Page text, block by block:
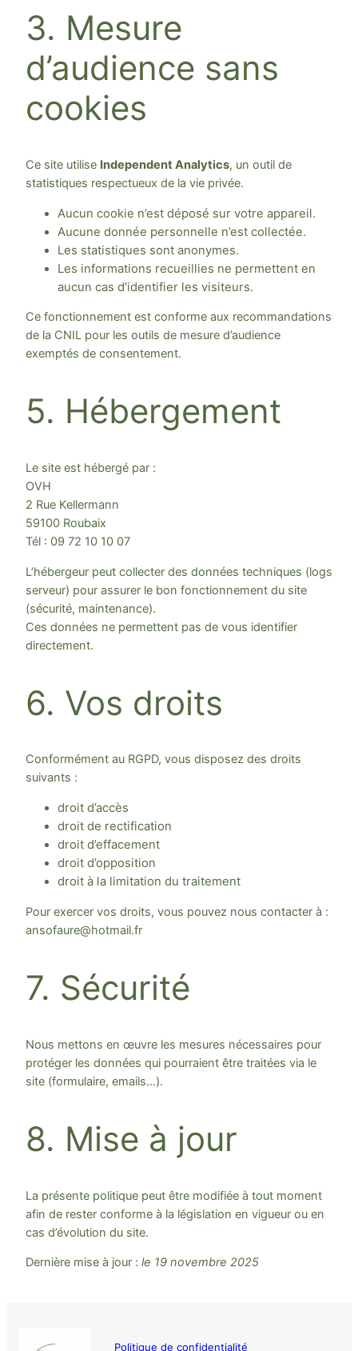
3. Mesure
d’audience sans
cookies
Ce site utilise Independent Analytics, un outil de
statistiques respectueux de la vie privée.
Aucun cookie n’est déposé sur votre appareil.
Aucune donnée personnelle n’est collectée.
Les statistiques sont anonymes.
Les informations recueillies ne permettent en
aucun cas d’identifier les visiteurs.
Ce fonctionnement est conforme aux recommandations
de la CNIL pour les outils de mesure d’audience
exemptés de consentement.
5. Hébergement
Le site est hébergé par :
OVH
2 Rue Kellermann
59100 Roubaix
Tél : 09 72 10 10 07
L’hébergeur peut collecter des données techniques (logs
serveur) pour assurer le bon fonctionnement du site
(sécurité, maintenance).
Ces données ne permettent pas de vous identifier
directement.
6. Vos droits
Conformément au RGPD, vous disposez des droits
suivants :
droit d’accès
droit de rectification
droit d’effacement
droit d’opposition
droit à la limitation du traitement
Pour exercer vos droits, vous pouvez nous contacter à :
ansofaure@hotmail.fr
7. Sécurité
Nous mettons en œuvre les mesures nécessaires pour
protéger les données qui pourraient être traitées via le
site (formulaire, emails…).
8. Mise à jour
La présente politique peut être modifiée à tout moment
afin de rester conforme à la législation en vigueur ou en
cas d’évolution du site.
Dernière mise à jour : le 19 novembre 2025
Politique de confidentialité